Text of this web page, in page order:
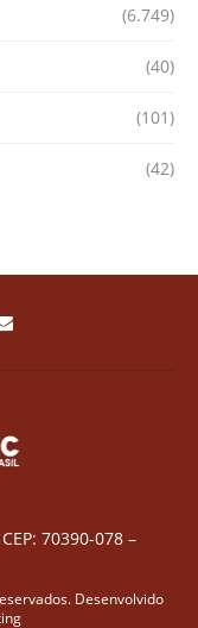
(6.749)
(40)
(101)
(42)
70390-078 –
Desenvolvido